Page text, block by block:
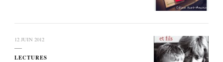
12 JUIN 2012
LECTURES